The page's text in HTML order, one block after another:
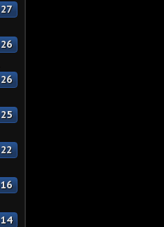
27
26
26
25
22
16
14